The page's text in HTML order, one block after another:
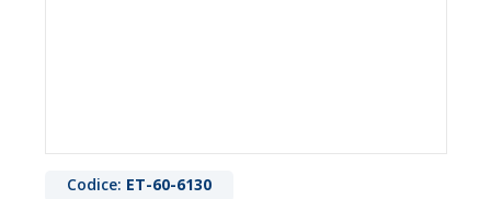
Codice: ET-60-6130